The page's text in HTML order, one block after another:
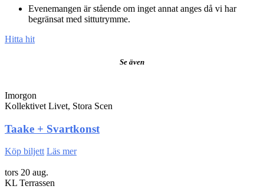
Evenemangen är stående om inget annat anges då vi har
begränsat med sittutrymme.
Hitta hit
Se även
Imorgon
Kollektivet Livet, Stora Scen
Taake + Svartkonst
Köp biljett Läs mer
tors 20 aug.
KL Terrassen